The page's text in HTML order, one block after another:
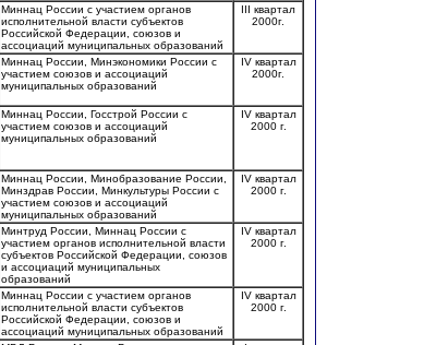
Миннац России с участием органов
исполнительной власти субъектов
Российской Федерации, союзов и
ассоциаций муниципальных образований
III квартал
2000г.
Миннац России, Минэкономики России с
участием союзов и ассоциаций
муниципальных образований
IV квартал
2000г.
Миннац России, Госстрой России с
участием союзов и ассоциаций
муниципальных образований
IV квартал
2000 г.
Миннац России, Минобразование России,
Минздрав России, Минкультуры России с
участием союзов и ассоциаций
муниципальных образований
IV квартал
2000 г.
Минтруд России, Миннац России с
участием органов исполнительной власти
субъектов Российской Федерации, союзов
и ассоциаций муниципальных
образований
IV квартал
2000 г.
Миннац России с участием органов
исполнительной власти субъектов
Российской Федерации, союзов и
ассоциаций муниципальных образований
IV квартал
2000 г.